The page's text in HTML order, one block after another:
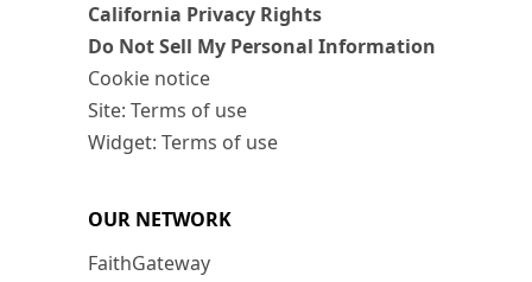
California Privacy Rights
Do Not Sell My Personal Information
Cookie notice
Site: Terms of use
Widget: Terms of use
OUR NETWORK
FaithGateway